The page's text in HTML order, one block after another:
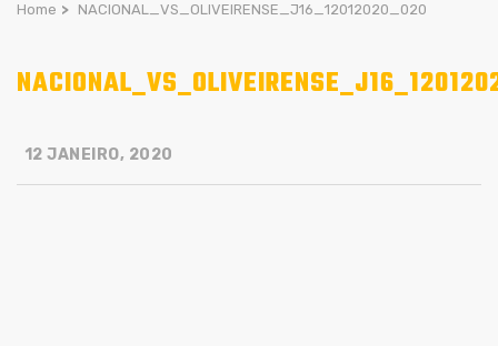
Home > NACIONAL_VS_OLIVEIRENSE_J16_12012020_020
12 JANEIRO, 2020